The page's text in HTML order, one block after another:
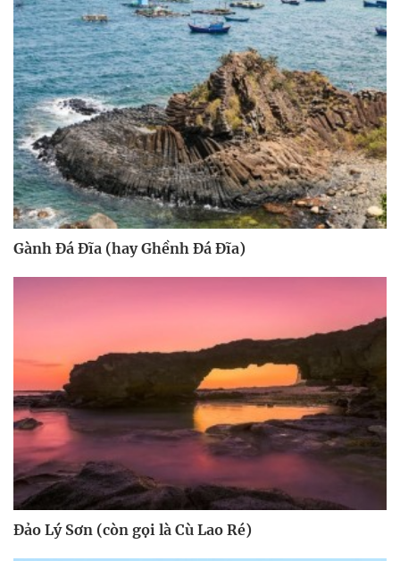
Gành Đá Đĩa (hay Ghềnh Đá Đĩa)
Đảo Lý Sơn (còn gọi là Cù Lao Ré)